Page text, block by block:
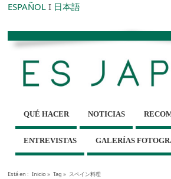
ESPAÑOL I 日本語
QUÉ HACER NOTICIAS
ENTREVISTAS GALERÍAS
Está en : Inicio» Tag » スペイン料理